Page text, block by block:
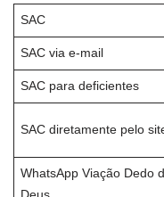
SAC
SAC via e-mail
SAC para deficientes
SAC diretamente pelo
WhatsApp Viação Dedo